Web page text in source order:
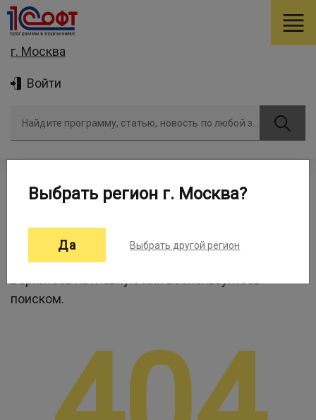
г. Москва
Войти
Вы попали на несуществующую страницу.
поиском.
Выбрать регион г. Москва?
Да Выбрать другой регион